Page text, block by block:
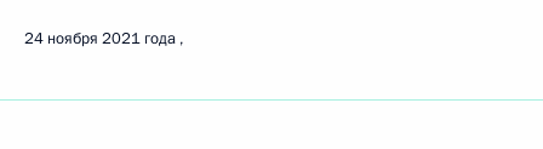
24 ноября 2021 года